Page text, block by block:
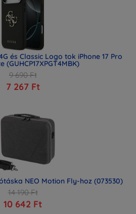
és Classic Logo tok iPhone 17 Pro
(GUHCP17XPGT4MBK)
9 690 Ft
7 267 Ft
NEO Motion Fly-hoz (073530)
14 190 Ft
10 642 Ft